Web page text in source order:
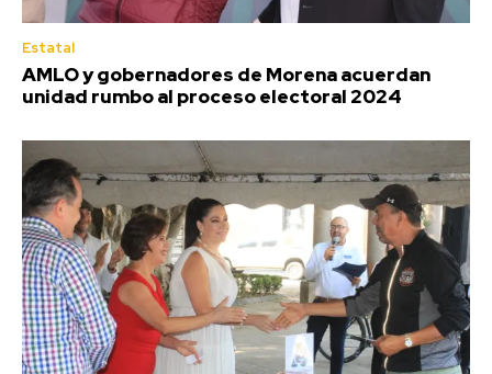
Estatal
AMLO y gobernadores de Morena acuerdan
unidad rumbo al proceso electoral 2024